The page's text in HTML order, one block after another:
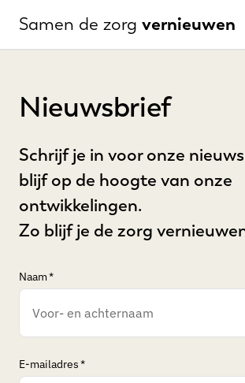
Samen de zorg vernieuwen
Nieuwsbrief
Schrijf je in voor onze
blijf op de hoogte van onze
ontwikkelingen.
Zo blijf je de zorg
Naam*
E-mailadres*